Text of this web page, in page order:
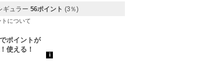
ギュラー 56ポイント (3％)
について